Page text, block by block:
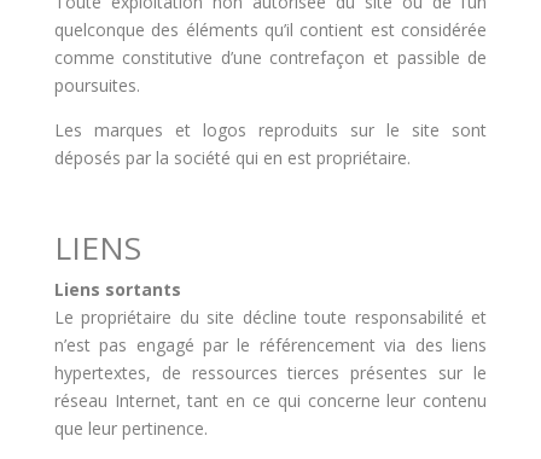
quelconque des éléments qu’il contient est considérée
comme constitutive d’une contrefaçon et passible de
poursuites.
Les marques et logos reproduits sur le site sont
déposés par la société qui en est propriétaire.
LIENS
Liens sortants
Le propriétaire du site décline toute responsabilité et
n’est pas engagé par le référencement via des liens
hypertextes, de ressources tierces présentes sur le
réseau Internet, tant en ce qui concerne leur contenu
que leur pertinence.